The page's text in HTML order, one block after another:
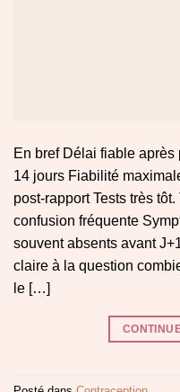
En bref Délai fiable
14 jours Fiabilité
post-rapport Tests très
confusion fréquente
souvent absents avant
claire à la question
le […]